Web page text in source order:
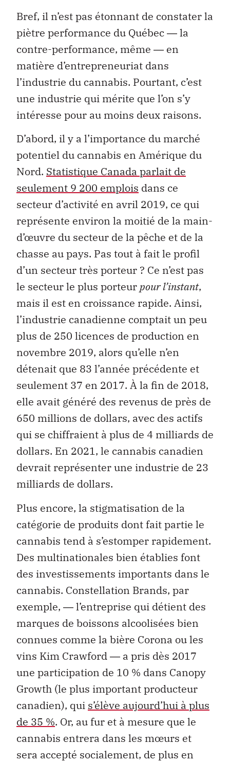
Bref, il n’est pas étonnant de constater la
piètre performance du Québec ― la
contre-performance, même ― en
matière d’entrepreneuriat dans
l’industrie du cannabis. Pourtant, c’est
une industrie qui mérite que l’on s’y
intéresse pour au moins deux raisons.
D’abord, il y a l’importance du marché
potentiel du cannabis en Amérique du
Nord. Statistique Canada parlait de
seulement 9 200 emplois dans ce
secteur d’activité en avril 2019, ce qui
représente environ la moitié de la main-
d’œuvre du secteur de la pêche et de la
chasse au pays. Pas tout à fait le profil
d’un secteur très porteur ? Ce n’est pas
le secteur le plus porteur pour l’instant,
mais il est en croissance rapide. Ainsi,
l’industrie canadienne comptait un peu
plus de 250 licences de production en
novembre 2019, alors qu’elle n’en
détenait que 83 l’année précédente et
seulement 37 en 2017. À la fin de 2018,
elle avait généré des revenus de près de
650 millions de dollars, avec des actifs
qui se chiffraient à plus de 4 milliards de
dollars. En 2021, le cannabis canadien
devrait représenter une industrie de 23
milliards de dollars.
Plus encore, la stigmatisation de la
catégorie de produits dont fait partie le
cannabis tend à s’estomper rapidement.
Des multinationales bien établies font
des investissements importants dans le
cannabis. Constellation Brands, par
exemple, ― l’entreprise qui détient des
marques de boissons alcoolisées bien
connues comme la bière Corona ou les
vins Kim Crawford ― a pris dès 2017
une participation de 10 % dans Canopy
Growth (le plus important producteur
canadien), qui s’élève aujourd’hui à plus
de 35 %. Or, au fur et à mesure que le
cannabis entrera dans les mœurs et
sera accepté socialement, de plus en